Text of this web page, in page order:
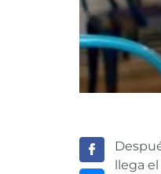
llega